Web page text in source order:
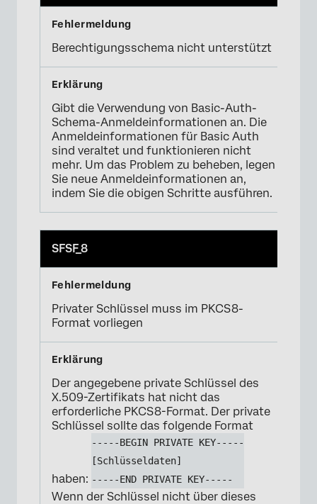
Berechtigungsschema nicht unterstützt
Gibt die Verwendung von Basic-Auth-
Schema-Anmeldeinformationen an. Die
Anmeldeinformationen für Basic Auth
sind veraltet und funktionieren nicht
mehr. Um das Problem zu beheben, legen
Sie neue Anmeldeinformationen an,
indem Sie die obigen Schritte ausführen.
SFSF_8
Privater Schlüssel muss im PKCS8-
Format vorliegen
Der angegebene private Schlüssel des
X.509-Zertifikats hat nicht das
erforderliche PKCS8-Format. Der private
Schlüssel sollte das folgende Format
haben:
-----BEGIN PRIVATE KEY-----
[Schlüsseldaten]
-----END PRIVATE KEY-----
Wenn der Schlüssel nicht über dieses